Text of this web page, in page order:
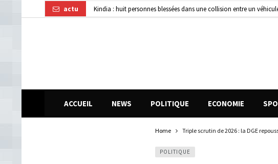
actu Affaire disparition d’argent à AFG Bank : les regards tournés vers la
ACCUEIL NEWS POLITIQUE ECONOMIE
Home Triple scrutin de 2026 : la DGE
POLITIQUE